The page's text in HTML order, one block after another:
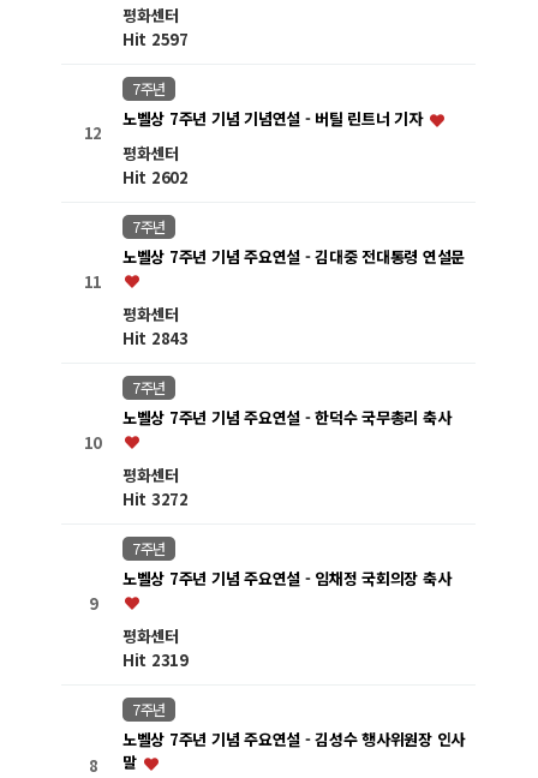
평화센터
Hit 2597
12
7주년
노벨상 7주년 기념 기념연설 - 버틸 린트너 기자
평화센터
Hit 2602
11
7주년
노벨상 7주년 기념 주요연설 - 김대중 전대통령 연설문
평화센터
Hit 2843
10
7주년
노벨상 7주년 기념 주요연설 - 한덕수 국무총리 축사
평화센터
Hit 3272
9
7주년
노벨상 7주년 기념 주요연설 - 임채정 국회의장 축사
평화센터
Hit 2319
8
7주년
노벨상 7주년 기념 주요연설 - 김성수 행사위원장 인사
말